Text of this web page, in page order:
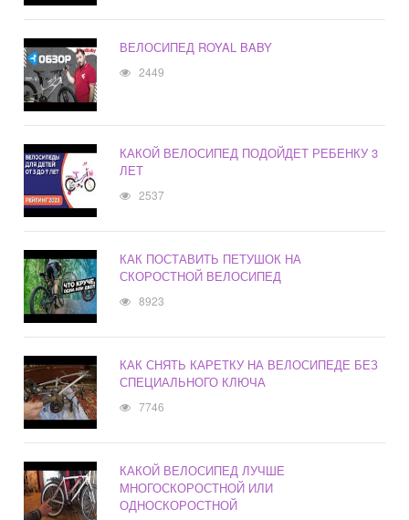
ВЕЛОСИПЕД ROYAL BABY
2449
КАКОЙ ВЕЛОСИПЕД ПОДОЙДЕТ РЕБЕНКУ 3
ЛЕТ
2537
КАК ПОСТАВИТЬ ПЕТУШОК НА
СКОРОСТНОЙ ВЕЛОСИПЕД
8923
КАК СНЯТЬ КАРЕТКУ НА ВЕЛОСИПЕДЕ БЕЗ
СПЕЦИАЛЬНОГО КЛЮЧА
7746
КАКОЙ ВЕЛОСИПЕД ЛУЧШЕ
МНОГОСКОРОСТНОЙ ИЛИ
ОДНОСКОРОСТНОЙ